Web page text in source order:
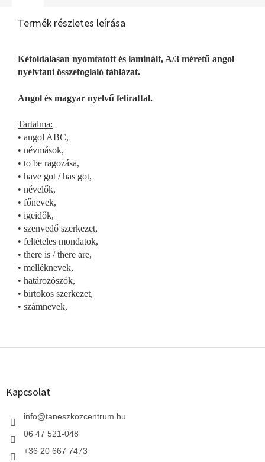
Termék részletes leírása
Kétoldalasan nyomtatott és laminált, A/3 méretű angol
nyelvtani összefoglaló táblázat.
Angol és magyar nyelvű felirattal.
Tartalma:
• angol ABC,
• névmások,
• to be ragozása,
• have got / has got,
• névelők,
• főnevek,
• igeidők,
• szenvedő szerkezet,
• feltételes mondatok,
• there is / there are,
• melléknevek,
• határozószók,
• birtokos szerkezet,
• számnevek,
L
Kapcsolat
info@taneszkozcentrum.hu
06 47 521-048
+36 20 667 7473